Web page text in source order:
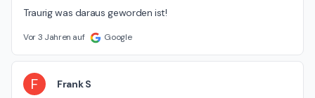
Traurig was daraus geworden ist!
Vor 3 Jahren auf Google
F Frank S